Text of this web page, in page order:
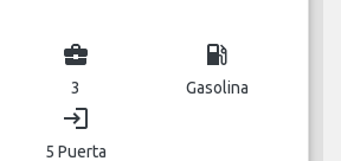
business_center
3
local_gas_station
Gasolina
login
5 Puerta